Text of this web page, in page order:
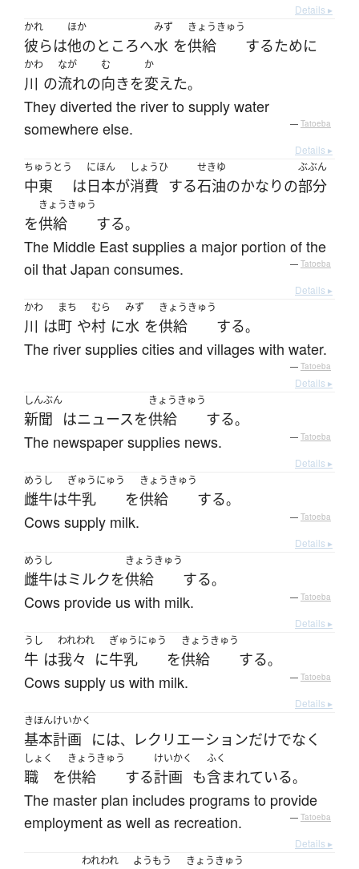
Details ▸
かれ
彼らは
ほか
他のところへ
みず
水 を
きょうきゅう
供給 するために
かわ
川 の
なが
流れの
む
向きを
か
変えた。
They diverted the river to supply water
somewhere else.
— Tatoeba
Details ▸
ちゅうとう
中東 は
にほん
日本が
しょうひ
消費 する
せきゆ
石油のかなりの
ぶぶん
部分
を
きょうきゅう
供給 する。
The Middle East supplies a major portion of the
oil that Japan consumes.
— Tatoeba
Details ▸
かわ
川 は
まち
町 や
むら
村 に
みず
水 を
きょうきゅう
供給 する。
The river supplies cities and villages with water.
— Tatoeba
Details ▸
しんぶん
新聞 はニュースを
きょうきゅう
供給 する。
The newspaper supplies news. — Tatoeba
Details ▸
めうし
雌牛は
ぎゅうにゅう
牛乳 を
きょうきゅう
供給 する。
Cows supply milk. — Tatoeba
Details ▸
めうし
雌牛はミルクを
きょうきゅう
供給 する。
Cows provide us with milk. — Tatoeba
Details ▸
うし
牛 は
われわれ
我々 に
ぎゅうにゅう
牛乳 を
きょうきゅう
供給 する。
Cows supply us with milk. — Tatoeba
Details ▸
きほん
基本
けいかく
計画 には、 レクリエーションだけでなく
しょく
職 を
きょうきゅう
供給 する
けいかく
計画 も
ふく
含まれている。
The master plan includes programs to provide
employment as well as recreation.
— Tatoeba
Details ▸
われわれ ようもう きょうきゅう